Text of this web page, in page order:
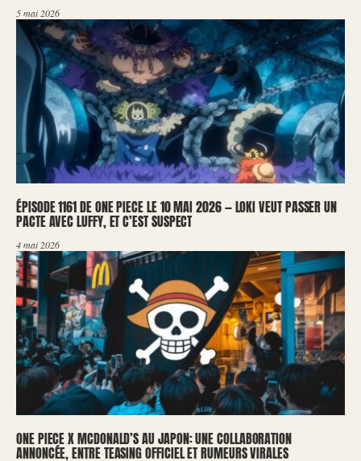
5 mai 2026
ÉPISODE 1161 DE ONE PIECE LE 10 MAI 2026 — LOKI VEUT PASSER UN
PACTE AVEC LUFFY, ET C’EST SUSPECT
4 mai 2026
ONE PIECE X MCDONALD’S AU JAPON: UNE COLLABORATION
ANNONCÉE, ENTRE TEASING OFFICIEL ET RUMEURS VIRALES